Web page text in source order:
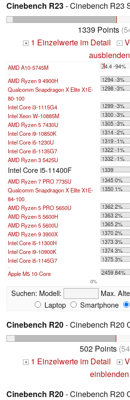
Cinebench R23- Cinebench R23
1339 Points
+ 1 Einzelwerte im Detail -
ausblenden
AMD A10-5745M 74.4 -94%
...
AMD Ryzen 9 4900H
1294 -3%
Qualcomm Snapdragon X Elite X1E-
80-100
1298 -3%
Intel Core i3-1115G4
1299 -3%
Intel Xeon W-10885M
1300 -3%
AMD Ryzen 5 7430U
1305 -3%
Intel Core i9-10850K
1314 -2%
Intel Core i5-1230U
1319 -1%
Intel Core i5-1135G7
1322 -1%
AMD Ryzen 3 5425U
1332 -1%
Intel Core i5-11400F
1339
AMD Ryzen 7 PRO 7735U
1345 0%
Qualcomm Snapdragon X Elite X1E-
84-100
1350 1%
AMD Ryzen 5 PRO 5650U
1362 2%
AMD Ryzen 5 5600H
1363 2%
AMD Ryzen 5 5600U
1365 2%
AMD Ryzen 9 3900X
1370 2%
Intel Core i5-11300H
1373 3%
Intel Core i9-10900K
1374 3%
Intel Core i5-1145G7
1375 3%
...
Apple M5 10-Core 2459 84%
0%
Suchen: Modell: Max.
Laptop
Smartphone
Cinebench R20- Cinebench R20
502 Points
+ 1 Einzelwerte im Detail +
einblenden
Cinebench R20- Cinebench R20